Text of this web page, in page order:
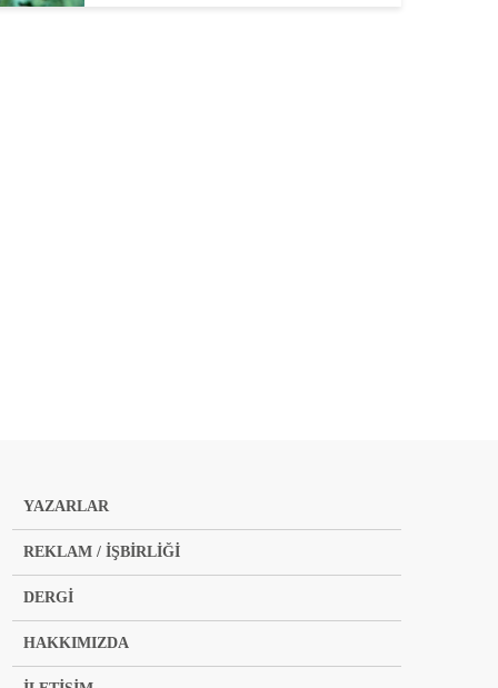
YAZARLAR
REKLAM / İŞBİRLİĞİ
DERGİ
HAKKIMIZDA